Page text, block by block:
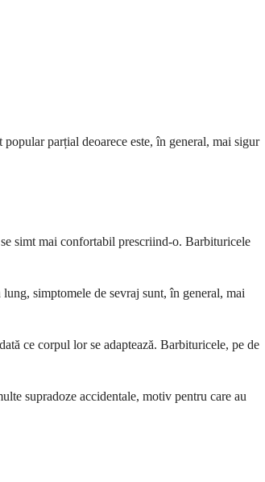
parțial deoarece este, în general, mai sigur
simt mai confortabil prescriind-o. Barbituricele
simptomele de sevraj sunt, în general, mai
ce corpul lor se adaptează. Barbituricele, pe de
supradoze accidentale, motiv pentru care au